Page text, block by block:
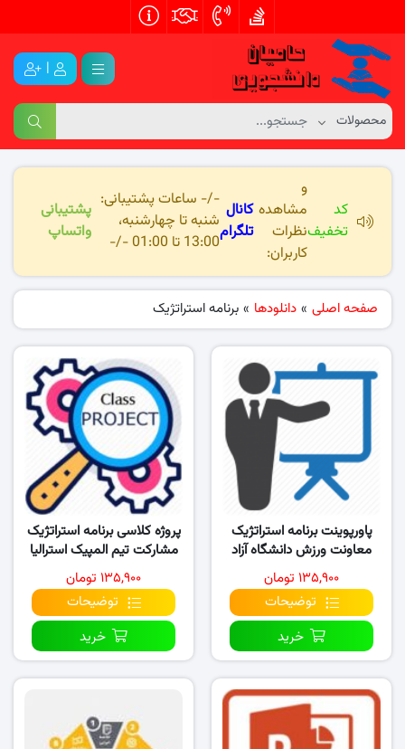
|
کد
تخفیف
و
مشاهده
نظرات
کاربران:
کانال
تلگرام
-/- ساعات پشتیبانی:
شنبه تا چهارشنبه،
13:00 تا 01:00 -/-
پشتیبانی
واتساپ
صفحه اصلی » دانلودها » برنامه استراتژیک
پاورپوینت برنامه استراتژیک
معاونت ورزش دانشگاه آزاد
اسلامی
۱۳۵,۹۰۰ تومان
توضیحات
خرید
پروژه کلاسی برنامه استراتژیک
مشارکت تیم المپیک استرالیا
در سال ۲۰۱۶
۱۳۵,۹۰۰ تومان
توضیحات
خرید